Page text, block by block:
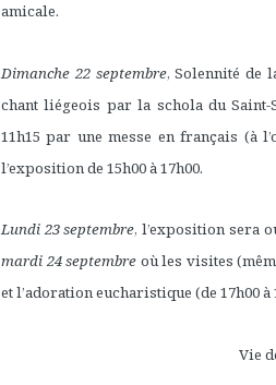
amicale.
Dimanche 22 septembre, Solennité de
chant liégeois par la schola du
11h15 par une messe en français (à
l’exposition de 15h00 à 17h00.
Lundi 23 septembre, l’exposition sera
mardi 24 septembre où les visites
et l’adoration eucharistique (de 17h00 à
Vie